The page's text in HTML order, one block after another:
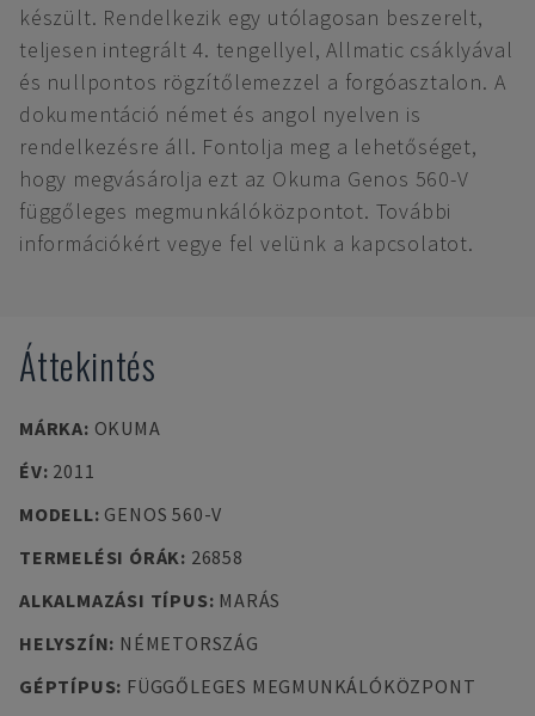
készült. Rendelkezik egy utólagosan beszerelt,
teljesen integrált 4. tengellyel, Allmatic csáklyával
és nullpontos rögzítőlemezzel a forgóasztalon. A
dokumentáció német és angol nyelven is
rendelkezésre áll. Fontolja meg a lehetőséget,
hogy megvásárolja ezt az Okuma Genos 560-V
függőleges megmunkálóközpontot. További
információkért vegye fel velünk a kapcsolatot.
Áttekintés
MÁRKA: OKUMA
ÉV: 2011
MODELL: GENOS 560-V
TERMELÉSI ÓRÁK: 26858
ALKALMAZÁSI TÍPUS: MARÁS
HELYSZÍN: NÉMETORSZÁG
GÉPTÍPUS: FÜGGŐLEGES MEGMUNKÁLÓKÖZPONT